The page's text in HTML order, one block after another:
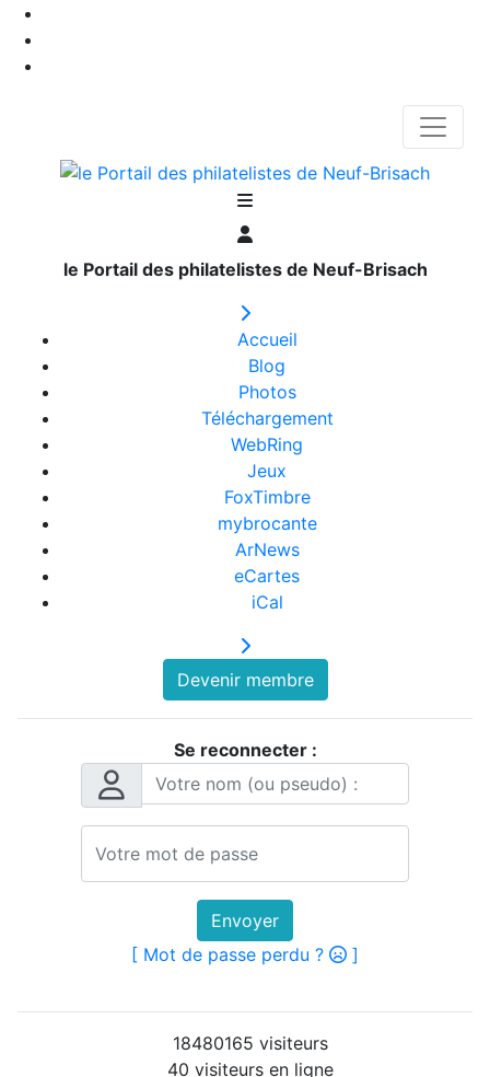
le Portail des philatelistes de Neuf-Brisach
Accueil
Blog
Photos
Téléchargement
WebRing
Jeux
FoxTimbre
mybrocante
ArNews
eCartes
iCal
Devenir membre
Se reconnecter :
Envoyer
[ Mot de passe perdu ?
]
18480165 visiteurs
40 visiteurs en ligne